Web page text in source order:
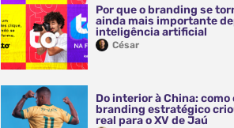
Por que o branding se
ainda mais importante
inteligência artificial
César
Do interior à China: como
branding estratégico
real para o XV de Jaú